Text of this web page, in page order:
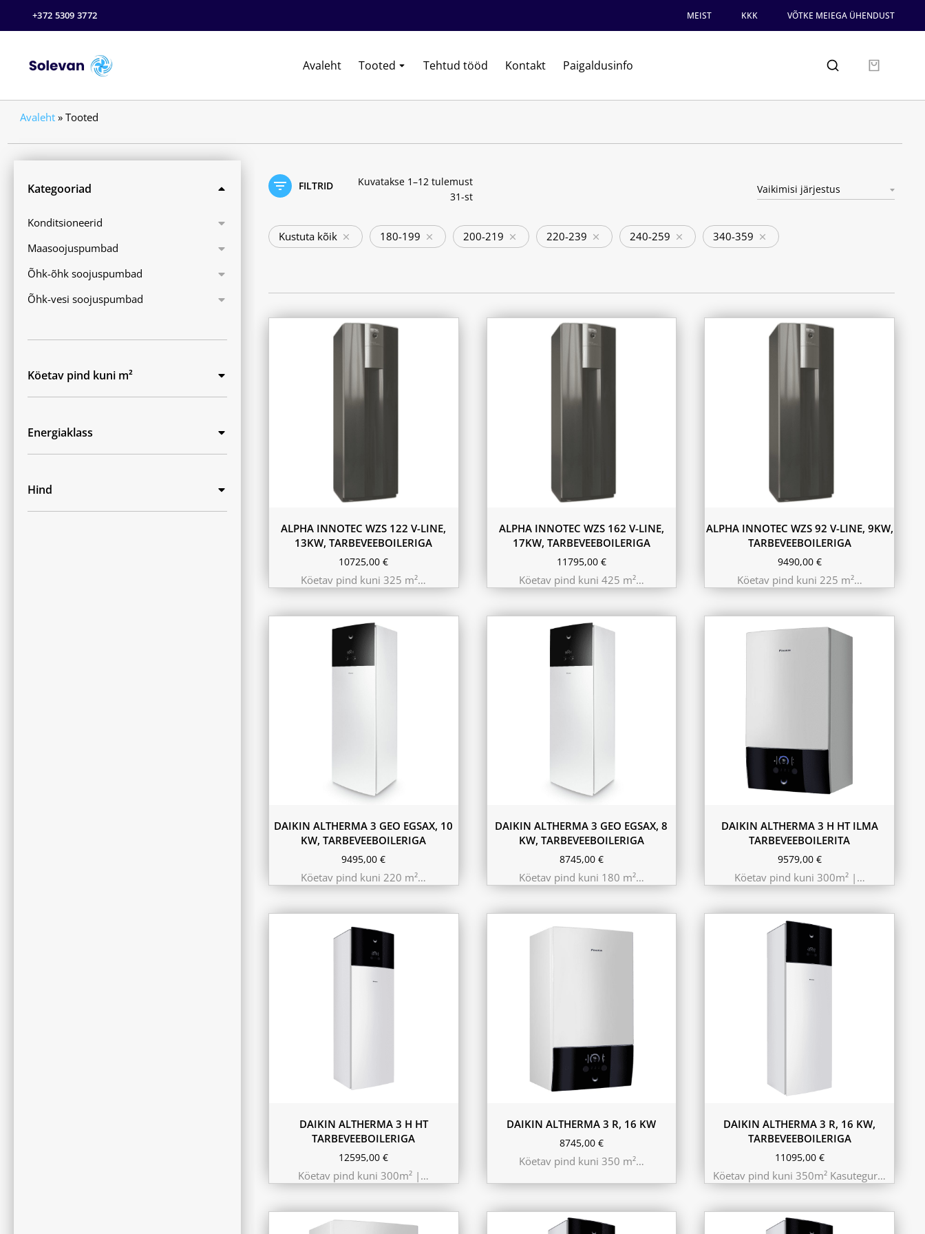
+372 5309 3772 MEIST KKK VÕTKE MEIEGA ÜHENDUST
Avaleht Tooted Tehtud tööd Kontakt Paigaldusinfo
Avaleht » Tooted
Kategooriad
Konditsioneerid
Maasoojuspumbad
Õhk-õhk soojuspumbad
Õhk-vesi soojuspumbad
Köetav pind kuni m²
Energiaklass
Hind
FILTRID
Kuvatakse 1–12 tulemust
31-st
Kustuta kõik 180-199 200-219 220-239 240-259 340-359
ALPHA INNOTEC WZS 122 V-LINE,
13KW, TARBEVEEBOILERIGA
10725,00€
Köetav pind kuni 325 m²…
ALPHA INNOTEC WZS 162 V-LINE,
17KW, TARBEVEEBOILERIGA
11795,00 €
Köetav pind kuni 425 m²…
ALPHA INNOTEC WZS 92 V-LINE, 9KW,
TARBEVEEBOILERIGA
9490,00 €
Köetav pind kuni 225 m²…
DAIKIN ALTHERMA 3 GEO EGSAX, 10
KW, TARBEVEEBOILERIGA
9495,00€
Köetav pind kuni 220 m²…
DAIKIN ALTHERMA 3 GEO EGSAX, 8
KW, TARBEVEEBOILERIGA
8745,00 €
Köetav pind kuni 180 m²…
11.6 kW 300m²
10.44 kW 260m²
9.75 kW 220m²
DAIKIN ALTHERMA 3 H HT ILMA
TARBEVEEBOILERITA
9579,00 €
Köetav pind kuni 300m² |…
DAIKIN ALTHERMA 3 H HT
TARBEVEEBOILERIGA
12595,00€
Köetav pind kuni 300m² |…
DAIKIN ALTHERMA 3 R, 16 KW
8745,00 €
Köetav pind kuni 350 m²…
230L
DAIKIN ALTHERMA 3 R, 16 KW,
TARBEVEEBOILERIGA
11095,00 €
Köetav pind kuni 350m² Kasutegur…